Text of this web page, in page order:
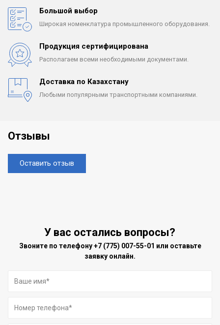
Большой выбор
Широкая номенклатура промышленного оборудования.
Продукция сертифицирована
Располагаем всеми необходимыми документами.
Доставка по Казахстану
Любыми популярными транспортными компаниями.
Отзывы
Оставить отзыв
У вас остались вопросы?
Звоните по телефону+7 (775) 007-55-01 или оставьте
заявку онлайн.